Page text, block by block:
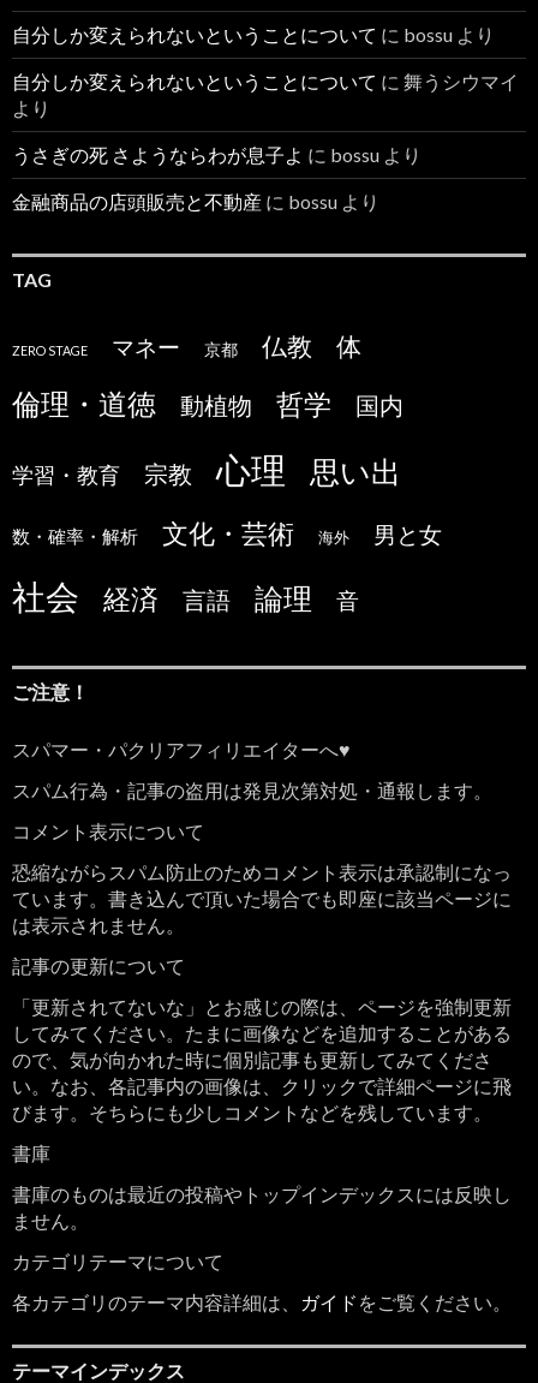
自分しか変えられないということについて に bossu より
自分しか変えられないということについて に 舞うシウマイ
より
うさぎの死 さようならわが息子よ に bossu より
金融商品の店頭販売と不動産 に bossu より
TAG
ZERO STAGE マネー 京都 仏教 体
倫理・道徳 動植物 哲学 国内
学習・教育 宗教 心理 思い出
数・確率・解析 文化・芸術 海外 男と女
社会 経済 言語 論理 音
ご注意！
スパマー・パクリアフィリエイターへ♥
スパム行為・記事の盗用は発見次第対処・通報します。
コメント表示について
恐縮ながらスパム防止のためコメント表示は承認制になっ
ています。書き込んで頂いた場合でも即座に該当ページに
は表示されません。
記事の更新について
「更新されてないな」とお感じの際は、ページを強制更新
してみてください。たまに画像などを追加することがある
ので、気が向かれた時に個別記事も更新してみてくださ
い。なお、各記事内の画像は、クリックで詳細ページに飛
びます。そちらにも少しコメントなどを残しています。
書庫
書庫のものは最近の投稿やトップインデックスには反映し
ません。
カテゴリテーマについて
各カテゴリのテーマ内容詳細は、
ガイド をご覧ください。
テーマインデックス